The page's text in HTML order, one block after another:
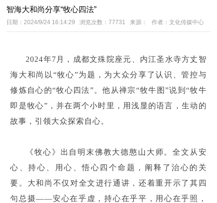
智海大和尚分享“牧心四法”
日期：2024/9/24 16:14:29 浏览次数：77731 来源： 作者：文化传媒中心
2024年7月，成都文殊院座元、内江圣水寺方丈智
海大和尚以“牧心”为题，为大众分享了认识、管控与
修炼自心的“牧心四法”。他从禅宗“牧牛图”说到“牧牛
即是牧心”，并在两个小时里，用浅显的语言，生动的
故事，引领大众探索自心。
《牧心》出自明末佛教大德憨山大师。全文从安
心、持心、用心、悟心四个命题，阐释了治心的关
要。大和尚不仅对全文进行通讲，还着重开示了其四
句总摄——安心在乎虚，持心在乎平，用心在乎照，